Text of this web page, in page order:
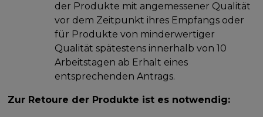
der Produkte mit angemessener Qualität
vor dem Zeitpunkt ihres Empfangs oder
für Produkte von minderwertiger
Qualität spätestens innerhalb von 10
Arbeitstagen ab Erhalt eines
entsprechenden Antrags.
Zur Retoure der Produkte ist es notwendig: